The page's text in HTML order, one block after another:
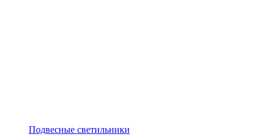
Подвесные светильники